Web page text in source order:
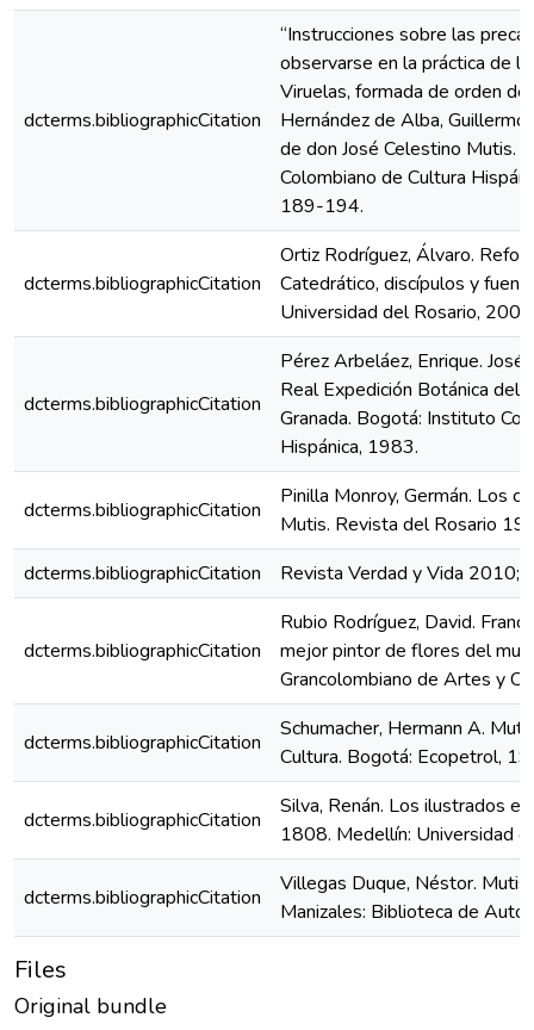
dcterms.bibliographicCitation
“Instrucciones sobre las
observarse en la práctica de
Viruelas, formada de orden
Hernández de Alba,
de don José Celestino Mutis.
Colombiano de Cultura
189-194.
dcterms.bibliographicCitation
Ortiz Rodríguez, Álvaro.
Catedrático, discípulos y
Universidad del Rosario,
dcterms.bibliographicCitation
Pérez Arbeláez, Enrique.
Real Expedición Botánica del
Granada. Bogotá: Instituto
Hispánica, 1983.
dcterms.bibliographicCitation
Pinilla Monroy, Germán. Los
Mutis. Revista del Rosario
dcterms.bibliographicCitation
Revista Verdad y Vida 2010;
dcterms.bibliographicCitation
Rubio Rodríguez, David.
mejor pintor de flores del
Grancolombiano de Artes y
dcterms.bibliographicCitation
Schumacher, Hermann A.
Cultura. Bogotá: Ecopetrol,
dcterms.bibliographicCitation
Silva, Renán. Los ilustrados
1808. Medellín: Universidad
dcterms.bibliographicCitation
Villegas Duque, Néstor.
Manizales: Biblioteca de
Files
Original bundle